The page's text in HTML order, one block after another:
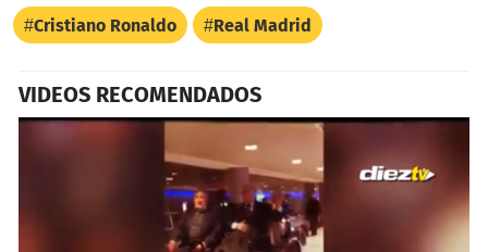
Cristiano Ronaldo Real Madrid
VIDEOS RECOMENDADOS